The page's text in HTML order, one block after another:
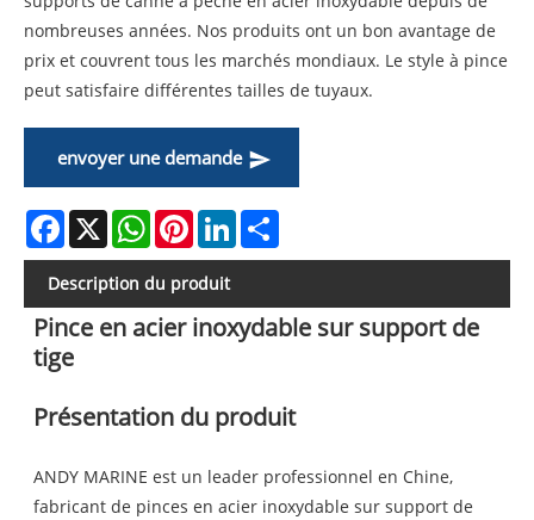
nombreuses années. Nos produits ont un bon avantage de
prix et couvrent tous les marchés mondiaux. Le style à pince
peut satisfaire différentes tailles de tuyaux.
envoyer une demande
Facebook
X WhatsAppPinterestLinkedIn
Description du produit
Pince en acier inoxydable sur support de
tige
Présentation du produit
ANDY MARINE est un leader professionnel en Chine,
fabricant de pinces en acier inoxydable sur support de